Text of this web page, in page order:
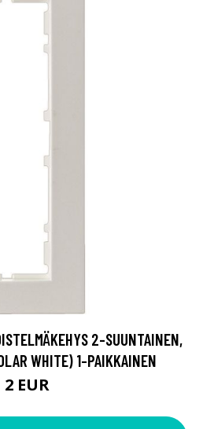
2-SUUNTAINEN,
WHITE) 1-PAIKKAINEN
2 EUR